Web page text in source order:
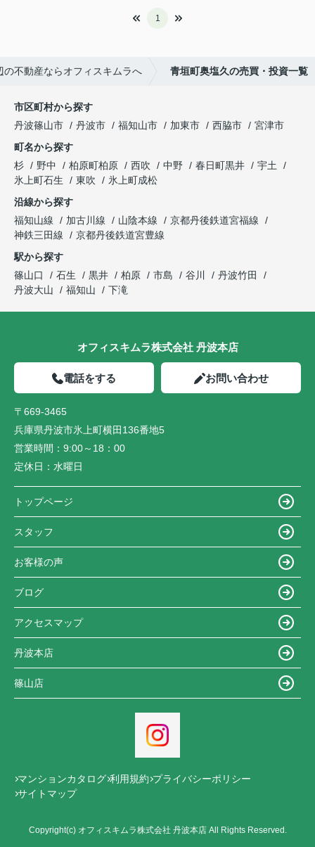
1
不動産ならオフィスキムラへ 青垣町奥塩久の売買・投資一覧
市区町村から探す
丹波篠山市
丹波市 福知山市 加東市 西脇市
宮津市
町名から探す
杉
野中 柏原町柏原 西吹 中野 春日町黒井
宇土
氷上町石生
東吹
氷上町成松
沿線から探す
福知山線
加古川線 山陰本線
京都丹後鉄道宮福線
神鉄三田線
京都丹後鉄道宮豊線
駅から探す
篠山口
石生 黒井 柏原 市島 谷川
丹波竹田
丹波大山
福知山 下滝
オフィスキムラ株式会社 丹波本店
電話をする お問い合わせ
〒669-3465
兵庫県丹波市氷上町横田136番地5
営業時間： 9:00～18：00
定休日： 水曜日
トップページ
スタッフ
お客様の声
ブログ
アクセスマップ
丹波本店
篠山店
マンションカタログ 利用規約 プライバシーポリシー
サイトマップ
Copyright(c) オフィスキムラ株式会社 丹波本店 All Rights Reserved.